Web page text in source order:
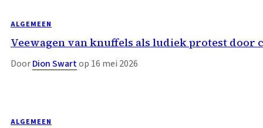
ALGEMEEN
Veewagen van knuffels als ludiek protest door
DoorDion Swartop 16 mei 2026
ALGEMEEN